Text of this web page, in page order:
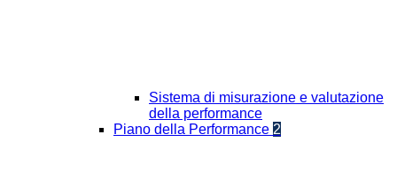
Sistema di misurazione e valutazione
della performance
Piano della Performance 2